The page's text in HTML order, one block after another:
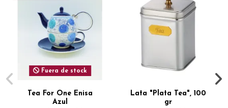
Fuera de stock
Tea For One Enisa
Azul
Lata "Plata Tea", 100
gr